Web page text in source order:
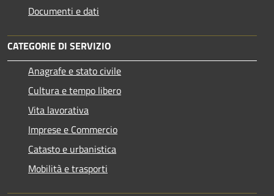
Documenti e dati
CATEGORIE DI SERVIZIO
Anagrafe e stato civile
Cultura e tempo libero
Vita lavorativa
Imprese e Commercio
Catasto e urbanistica
Mobilità e trasporti